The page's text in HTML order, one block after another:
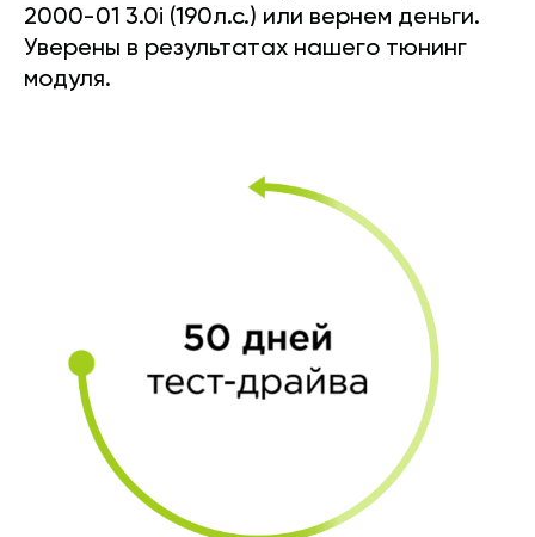
2000-01 3.0i (190л.с.) или вернем деньги.
Уверены в результатах нашего тюнинг
модуля.